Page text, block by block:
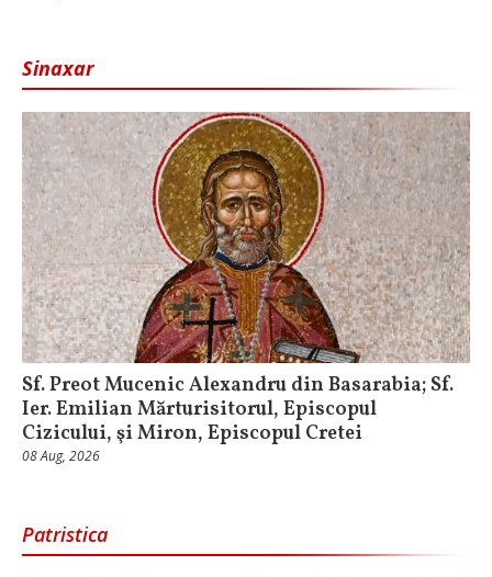
Sinaxar
Sf. Preot Mucenic Alexandru din Basarabia; Sf.
Ier. Emilian Mărturisitorul, Episcopul
Cizicului, şi Miron, Episcopul Cretei
08 Aug, 2026
Patristica